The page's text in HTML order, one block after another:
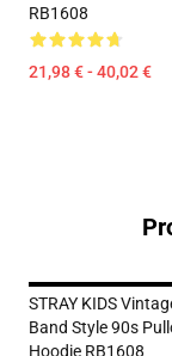
RB1608
21,98 € - 40,02 €
STRAY KIDS
Band Style 90s
Hoodie RB1608